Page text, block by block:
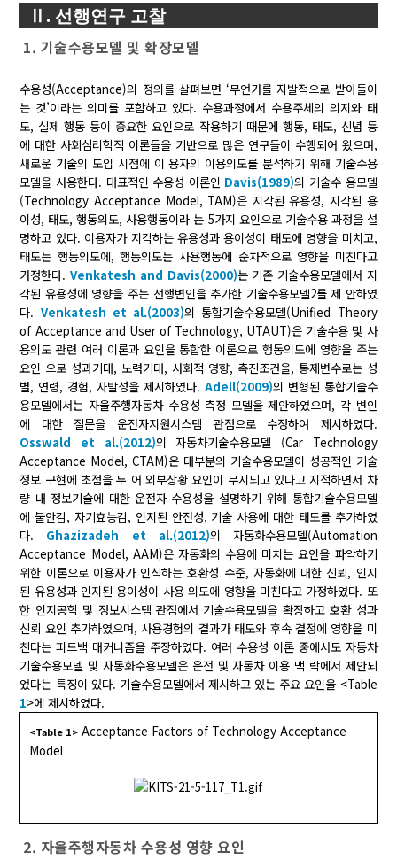
Ⅱ. 선행연구 고찰
1. 기술수용모델 및 확장모델
수용성(Acceptance)의 정의를 살펴보면 ‘무언가를 자발적으로 받아들이
는 것’이라는 의미를 포함하고 있다. 수용과정에서 수용주체의 의지와 태
도, 실제 행동 등이 중요한 요인으로 작용하기 때문에 행동, 태도, 신념 등
에 대한 사회심리학적 이론들을 기반으로 많은 연구들이 수행되어 왔으며,
새로운 기술의 도입 시점에 이 용자의 이용의도를 분석하기 위해 기술수용
모델을 사용한다. 대표적인 수용성 이론인 Davis(1989)의 기술수 용모델
(Technology Acceptance Model, TAM)은 지각된 유용성, 지각된 용
이성, 태도, 행동의도, 사용행동이라 는 5가지 요인으로 기술수용 과정을 설
명하고 있다. 이용자가 지각하는 유용성과 용이성이 태도에 영향을 미치고,
태도는 행동의도에, 행동의도는 사용행동에 순차적으로 영향을 미친다고
가정한다.Venkatesh and Davis(2000)는 기존 기술수용모델에서 지
각된 유용성에 영향을 주는 선행변인을 추가한 기술수용모델2를 제 안하였
다. Venkatesh et al.(2003)의 통합기술수용모델(Unified Theory
of Acceptance and User of Technology, UTAUT)은 기술수용 및 사
용의도 관련 여러 이론과 요인을 통합한 이론으로 행동의도에 영향을 주는
요인 으로 성과기대, 노력기대, 사회적 영향, 촉진조건을, 통제변수로는 성
별, 연령, 경험, 자발성을 제시하였다. Adell(2009)의 변형된 통합기술수
용모델에서는 자율주행자동차 수용성 측정 모델을 제안하였으며, 각 변인
에 대한 질문을 운전자지원시스템 관점으로 수정하여 제시하였다.
Osswald et al.(2012)의 자동차기술수용모델 (Car Technology
Acceptance Model, CTAM)은 대부분의 기술수용모델이 성공적인 기술
정보 구현에 초점을 두 어 외부상황 요인이 무시되고 있다고 지적하면서 차
량 내 정보기술에 대한 운전자 수용성을 설명하기 위해 통합기술수용모델
에 불안감, 자기효능감, 인지된 안전성, 기술 사용에 대한 태도를 추가하였
다. Ghazizadeh et al.(2012)의 자동화수용모델(Automation
Acceptance Model, AAM)은 자동화의 수용에 미치는 요인을 파악하기
위한 이론으로 이용자가 인식하는 호환성 수준, 자동화에 대한 신뢰, 인지
된 유용성과 인지된 용이성이 사용 의도에 영향을 미친다고 가정하였다. 또
한 인지공학 및 정보시스템 관점에서 기술수용모델을 확장하고 호환 성과
신뢰 요인 추가하였으며, 사용경험의 결과가 태도와 후속 결정에 영향을 미
친다는 피드백 매커니즘을 주장하였다. 여러 수용성 이론 중에서도 자동차
기술수용모델 및 자동화수용모델은 운전 및 자동차 이용 맥 락에서 제안되
었다는 특징이 있다. 기술수용모델에서 제시하고 있는 주요 요인을 <Table
1>에 제시하였다.
<Table 1> Acceptance Factors of Technology Acceptance
Model
2. 자율주행자동차 수용성 영향 요인